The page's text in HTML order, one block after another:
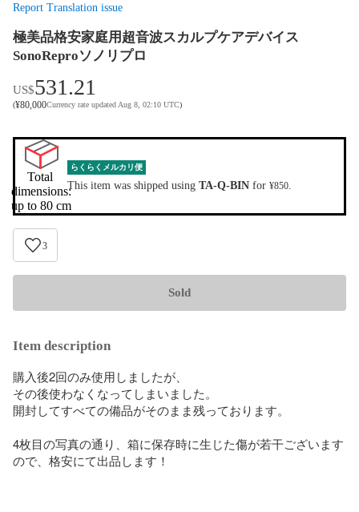
Report Translation issue
極美品格安家庭用超音波スカルプケアデバイス
SonoReproソノリプロ
US$531.21
(¥80,000Currency rate updated Aug 8, 02:10 UTC)
Total
dimensions:
up to 80 cm
らくらくメルカリ便
This item was shipped using TA-Q-BIN for ¥850.
3
Sold
Item description
購入後2回のみ使用しましたが、
その後使わなくなってしまいました。
開封してすべての備品がそのまま残っております。
4枚目の写真の通り、箱に保存時に生じた傷が若干ございます
ので、格安にて出品します！